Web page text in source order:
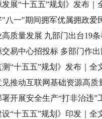
展“十五五”规划》发布｜
八一"期间拥军优属拥政爱
质量发展 九部门出台19
易中心招投标 多部门作
“十五五”规划》发布｜全
推动互联网基础资源高质
开展安全生产“打非治违”
“十五五”规划》印发｜全